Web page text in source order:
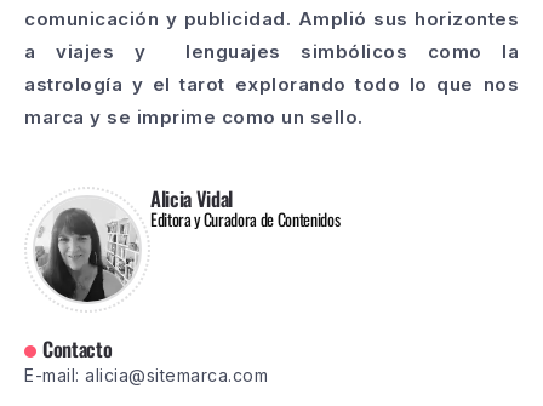
comunicación y publicidad. Amplió sus horizontes
a viajes y lenguajes simbólicos como la
astrología y el tarot explorando todo lo que nos
marca y se imprime como un sello.
Alicia Vidal
Editora y Curadora de Contenidos
Contacto
E-mail: alicia@sitemarca.com